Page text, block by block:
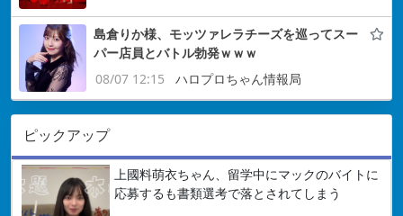
島倉りか様、モッツァレラチーズを巡ってスー
パー店員とバトル勃発ｗｗｗ
08/07 12:15
ハロプロちゃん情報局
ピックアップ
上國料萌衣ちゃん、留学中にマックのバイトに
応募するも書類選考で落とされてしまう